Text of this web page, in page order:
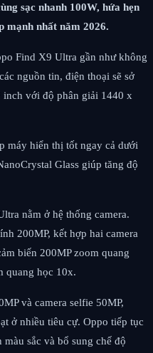
sạc nhanh 100W, hứa hẹn
mạnh nhất năm 2026.
Find X9 Ultra gần như không
nguồn tin, điện thoại sẽ sở
với độ phân giải 1440 x
máy hiển thị tốt ngay cả dưới
Glass giúp tăng độ
nằm ở hệ thống camera.
200MP, kết hợp hai camera
biến 200MP zoom quang
quang học 10x.
và camera selfie 50MP,
ở nhiều tiêu cự. Oppo tiếp tục
sắc và bổ sung chế độ